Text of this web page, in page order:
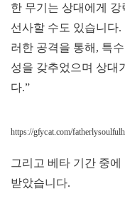
한 무기는 상대에게
선사할 수도 있습니다.
러한 공격을 통해, 특
성을 갖추었으며 상대
다.”
https://gfycat.com/
그리고 베타 기간 중에
받았습니다.